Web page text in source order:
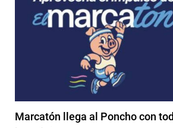
Marcatón llega al Poncho con